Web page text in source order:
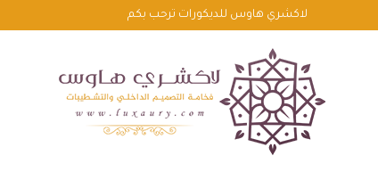
لاكشري هاوس للديكورات ترحب بكم